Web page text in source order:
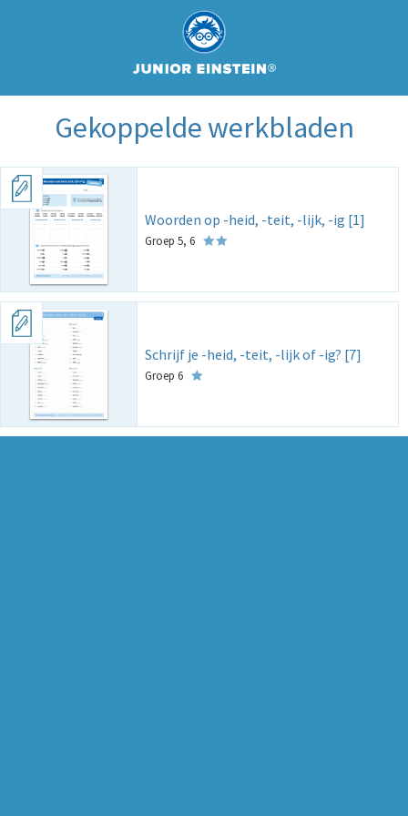
Gekoppelde werkbladen
Woorden op -heid, -teit, -lijk, -ig [1]
Groep 5, 6
Schrijf je -heid, -teit, -lijk of -ig? [7]
Groep 6